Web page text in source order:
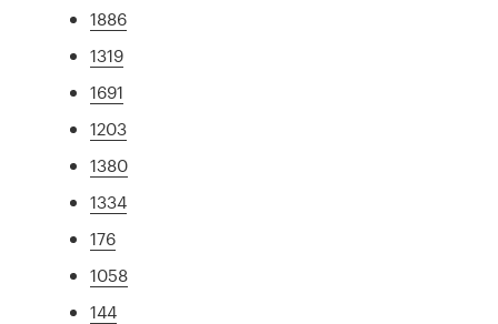
1886
1319
1691
1203
1380
1334
176
1058
144